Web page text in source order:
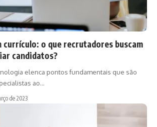
currículo: o que recrutadores buscam
candidatos?
elenca pontos fundamentais que são
ao…
de 2023